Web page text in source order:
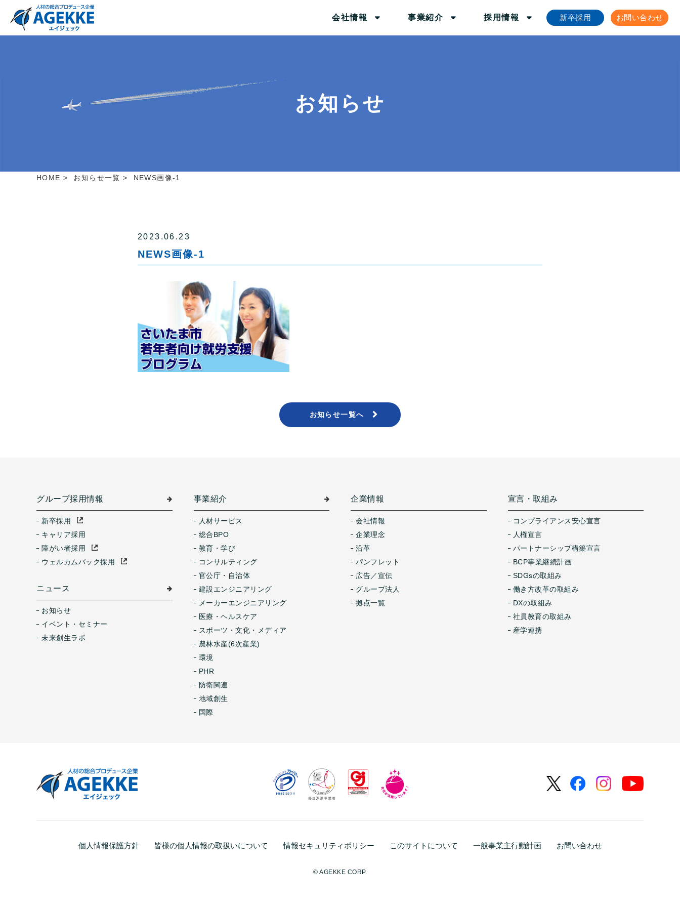
お問い合わせ
新卒採用
会社情報 事業紹介 採用情報
お知らせ
HOME > お知らせ一覧 > NEWS画像-1
2023.06.23
NEWS画像-1
お知らせ一覧へ
グループ採用情報
新卒採用
キャリア採用
障がい者採用
ウェルカムバック採用
ニュース
お知らせ
イベント・セミナー
未来創生ラボ
事業紹介
人材サービス
総合BPO
教育・学び
コンサルティング
官公庁・自治体
建設エンジニアリング
メーカーエンジニアリング
医療・ヘルスケア
スポーツ・文化・メディア
農林水産(6次産業)
環境
PHR
防衛関連
地域創生
国際
企業情報
会社情報
企業理念
沿革
パンフレット
広告／宣伝
グループ法人
拠点一覧
宣言・取組み
コンプライアンス安心宣言
人権宣言
パートナーシップ構築宣言
BCP事業継続計画
SDGsの取組み
働き方改革の取組み
DXの取組み
社員教育の取組み
産学連携
個人情報保護方針 皆様の個人情報の取扱いについて 情報セキュリティポリシー このサイトについて 一般事業主行動計画 お問い合わせ
© AGEKKE CORP.